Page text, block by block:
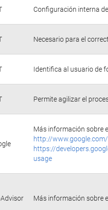
Configuración interna
Necesario para el
Identifica al usuario de
Permite agilizar el
Más información sobre
http://
https://
usage
Más información sobre